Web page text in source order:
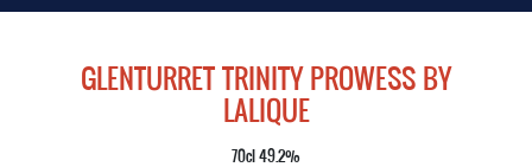
GLENTURRET TRINITY PROWESS BY
LALIQUE
70cl 49.2%